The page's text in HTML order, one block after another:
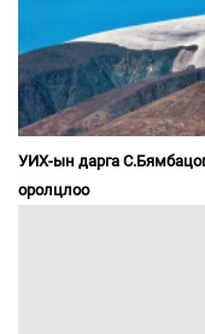
УИХ-ын дарга
оролцлоо